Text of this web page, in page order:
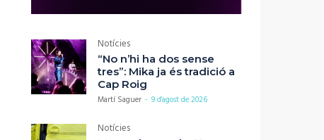
Notícies
“No n’hi ha dos sense
tres”: Mika ja és tradició a
Cap Roig
Martí Saguer - 9 d'agost de 2026
Notícies